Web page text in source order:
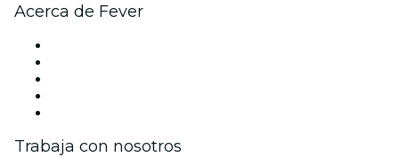
Acerca de Fever
Trabaja con nosotros